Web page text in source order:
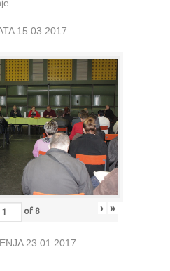
15.03.2017.
of 8 › »
23.01.2017.